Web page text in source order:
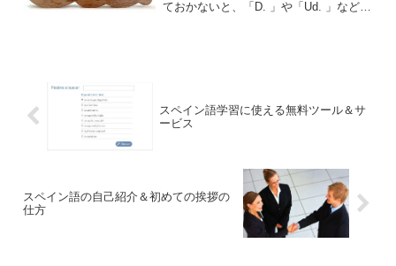
ておかないと、「D. 」や「Ud. 」などは
スペイン語学習に使える無料ツール＆サ
ービス
スペイン語の自己紹介＆初めての挨拶の
仕方